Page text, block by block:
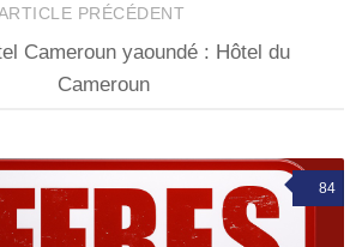
PRÉCÉDENT
Cameroun yaoundé : Hôtel du
Cameroun
84